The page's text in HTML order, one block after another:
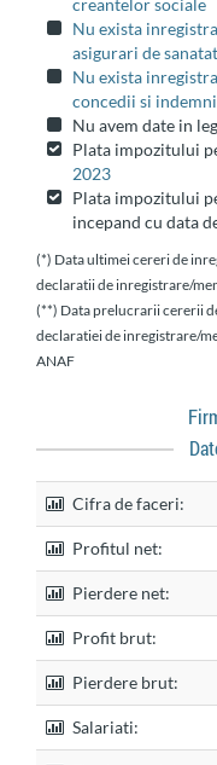
creantelor sociale
Nu exista
asigurari de
Nu exista
concedii si
Nu avem date in
Plata impozitului
2023
Plata impozitului
incepand cu data
(*) Data ultimei cereri de
declaratii de inregistrare/
(**) Data prelucrarii cererii
declaratiei de inregistrare/
ANAF
Cifra de faceri:
Profitul net:
Pierdere net:
Profit brut:
Pierdere brut:
Salariati: